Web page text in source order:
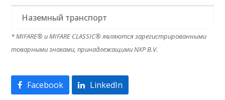
Наземный транспорт
* MIFARE® и MIFARE CLASSIC® являются зарегистрированными
товарными знаками, принадлежащими NXP B.V.
Facebook LinkedIn